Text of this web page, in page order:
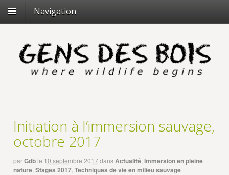
Navigation
Initiation à l’immersion sauvage,
octobre 2017
parGdb le 10 septembre 2017 dans Actualité, Immersion en pleine
nature, Stages 2017, Techniques de vie en milieu sauvage